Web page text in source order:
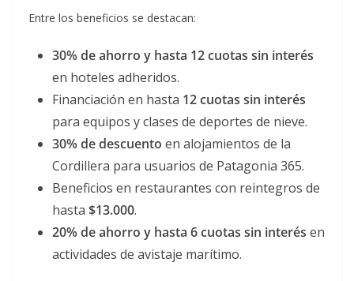
Entre los beneficios se destacan:
30% de ahorro y hasta 12 cuotas sin interés
en hoteles adheridos.
Financiación en hasta 12 cuotas sin interés
para equipos y clases de deportes de nieve.
30% de descuento en alojamientos de la
Cordillera para usuarios de Patagonia 365.
Beneficios en restaurantes con reintegros de
hasta $13.000.
20% de ahorro y hasta 6 cuotas sin interés en
actividades de avistaje marítimo.